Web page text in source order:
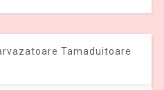
Tamaduitoare